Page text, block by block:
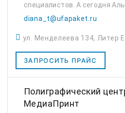
специалистов. А сегодня
крупнейшая типография
оборудования. Ос...
diana_t@ufapaket.ru
ул. Менделеева 134, Литер Е
ЗАПРОСИТЬ ПРАЙС
Полиграфический
МедиаПринт